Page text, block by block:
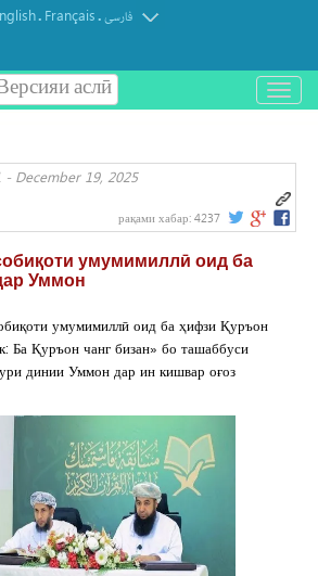
. Français.فارسی
аслӣ
باز
و
کردن
- December 19, 2025
рақами хабар: 4237
умумимиллӣ оид ба
Уммон
умумимиллӣ оид ба ҳифзи Қуръон
Ба Қуръон чанг бизан» бо ташаббуси
динии Уммон дар ин кишвар оғоз